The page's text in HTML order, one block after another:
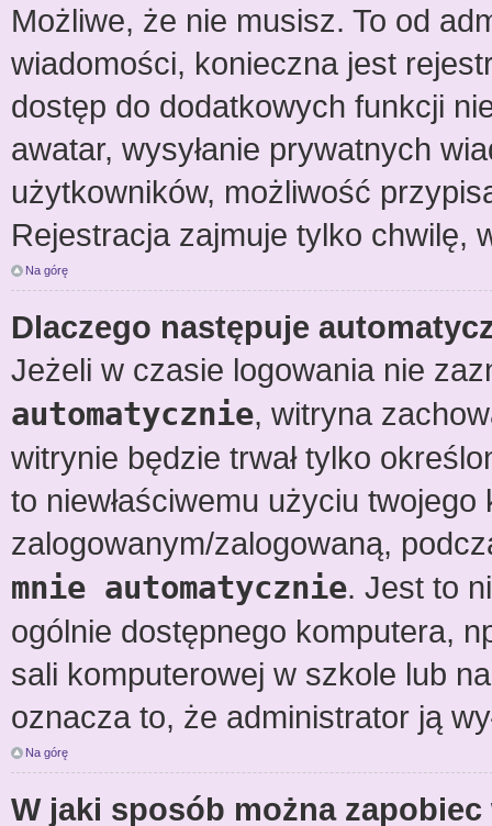
Możliwe, że nie musisz. To od
wiadomości, konieczna jest
dostęp do dodatkowych funkcji
awatar, wysyłanie prywatnych
użytkowników, możliwość
Rejestracja zajmuje tylko chwilę,
Na górę
Dlaczego następuje
Jeżeli w czasie logowania nie
automatycznie, witryna
witrynie będzie trwał tylko
to niewłaściwemu użyciu
zalogowanym/zalogowaną,
mnie automatycznie. Jest to
ogólnie dostępnego komputera,
sali komputerowej w szkole lub
oznacza to, że administrator ją
Na górę
W jaki sposób można